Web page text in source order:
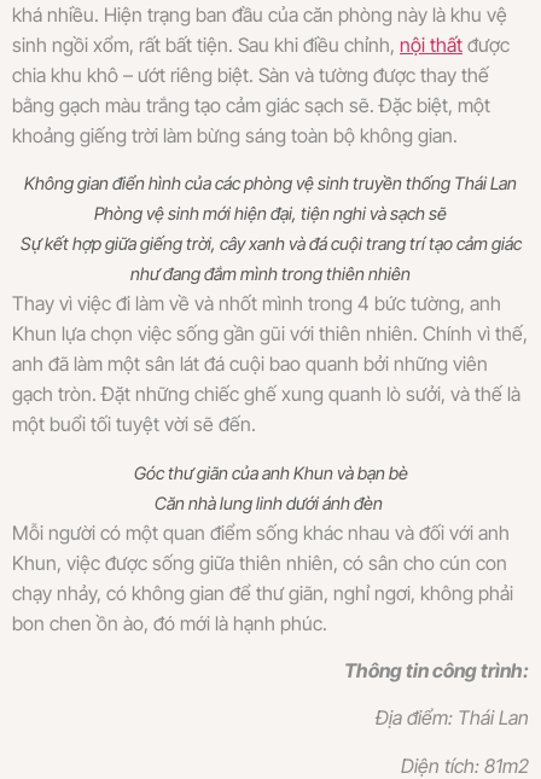
khá nhiều. Hiện trạng ban đầu của căn phòng này là khu vệ
sinh ngồi xổm, rất bất tiện. Sau khi điều chỉnh, nội thất được
chia khu khô – ướt riêng biệt. Sàn và tường được thay thế
bằng gạch màu trắng tạo cảm giác sạch sẽ. Đặc biệt, một
khoảng giếng trời làm bừng sáng toàn bộ không gian.
Không gian điển hình của các phòng vệ sinh truyền thống Thái Lan
Phòng vệ sinh mới hiện đại, tiện nghi và sạch sẽ
Sự kết hợp giữa giếng trời, cây xanh và đá cuội trang trí tạo cảm giác
như đang đắm mình trong thiên nhiên
Thay vì việc đi làm về và nhốt mình trong 4 bức tường, anh
Khun lựa chọn việc sống gần gũi với thiên nhiên. Chính vì thế,
anh đã làm một sân lát đá cuội bao quanh bởi những viên
gạch tròn. Đặt những chiếc ghế xung quanh lò sưởi, và thế là
một buổi tối tuyệt vời sẽ đến.
Góc thư giãn của anh Khun và bạn bè
Căn nhà lung linh dưới ánh đèn
Mỗi người có một quan điểm sống khác nhau và đối với anh
Khun, việc được sống giữa thiên nhiên, có sân cho cún con
chạy nhảy, có không gian để thư giãn, nghỉ ngơi, không phải
bon chen ồn ào, đó mới là hạnh phúc.
Thông tin công trình:
Địa điểm: Thái Lan
Diện tích: 81m2